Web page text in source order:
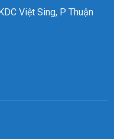
Việt Sing, P Thuận